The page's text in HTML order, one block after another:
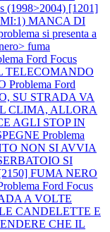
(1998>2004) [1201]
MANCA DI
si presenta a
fuma
Ford Focus
TELECOMANDO
Problema Ford
SU STRADA VA
CLIMA, ALLORA
AGLI STOP IN
Problema
NON SI AVVIA
SI
FUMA NERO
Ford Focus
A VOLTE
CANDELETTE E
CHE IL